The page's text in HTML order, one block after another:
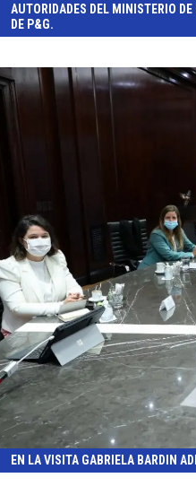
AUTORIDADES DEL MINISTERIO
DE P&G.
EN LA VISITA GABRIELA BARDIN